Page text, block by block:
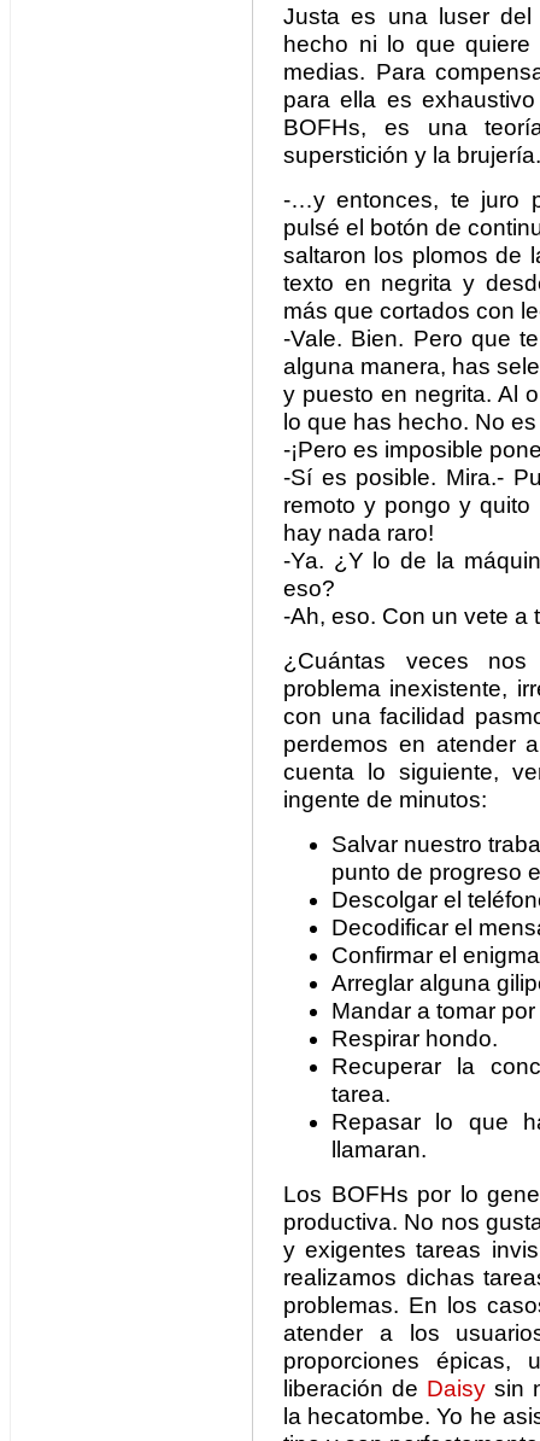
Justa es una luser
hecho ni lo que
medias. Para
para ella es
BOFHs, es una
superstición y la brujería.
-…y entonces, te juro
pulsé el botón de
saltaron los plomos de
texto en negrita y
más que cortados con
-Vale. Bien. Pero que
alguna manera, has
y puesto en negrita. Al
lo que has hecho. No
-¡Pero es imposible
-Sí es posible. Mira.-
remoto y pongo y quito
hay nada raro!
-Ya. ¿Y lo de la
eso?
-Ah, eso. Con un vete a
¿Cuántas veces
problema inexistente,
con una facilidad
perdemos en atender
cuenta lo siguiente,
ingente de minutos:
Salvar nuestro
punto de progreso
Descolgar el
Decodificar el
Confirmar el
Arreglar alguna
Mandar a tomar
Respirar hondo.
Recuperar la
tarea.
Repasar lo que
llamaran.
Los BOFHs por lo
productiva. No nos
y exigentes tareas
realizamos dichas
problemas. En los
atender a los
proporciones
liberación de Daisy sin
la hecatombe. Yo he